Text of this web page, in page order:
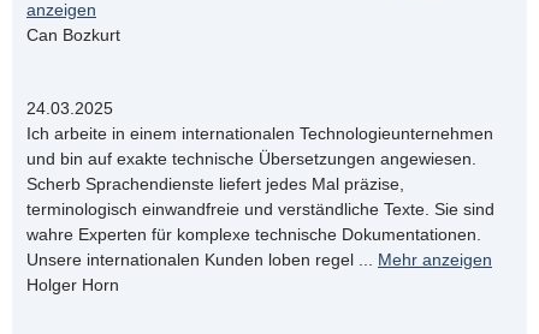
anzeigen
Can Bozkurt
24.03.2025
Ich arbeite in einem internationalen Technologieunternehmen
und bin auf exakte technische Übersetzungen angewiesen.
Scherb Sprachendienste liefert jedes Mal präzise,
terminologisch einwandfreie und verständliche Texte. Sie sind
wahre Experten für komplexe technische Dokumentationen.
Unsere internationalen Kunden loben regel
Mehr anzeigen
Holger Horn